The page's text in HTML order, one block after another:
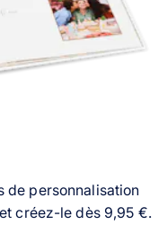
de personnalisation
créez-le dès 9,95 €.